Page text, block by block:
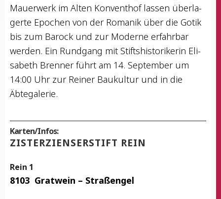
Mau­er­werk im Alten Kon­ven­t­hof las­sen über­la­
ger­te Epo­chen von der Roma­nik über die Gotik
bis zum Barock und zur Moder­ne erfahr­bar
wer­den. Ein Rund­gang mit Stifts­his­to­ri­ke­rin Eli­
sa­beth Bren­ner führt am 14. Sep­tem­ber um
14:00 Uhr zur Rei­ner Bau­kul­tur und in die
Äbtegalerie.
Karten/Infos:
ZIS­TER­ZI­EN­SER­STIFT REIN
Rein 1
8103 Grat­wein – Straßengel